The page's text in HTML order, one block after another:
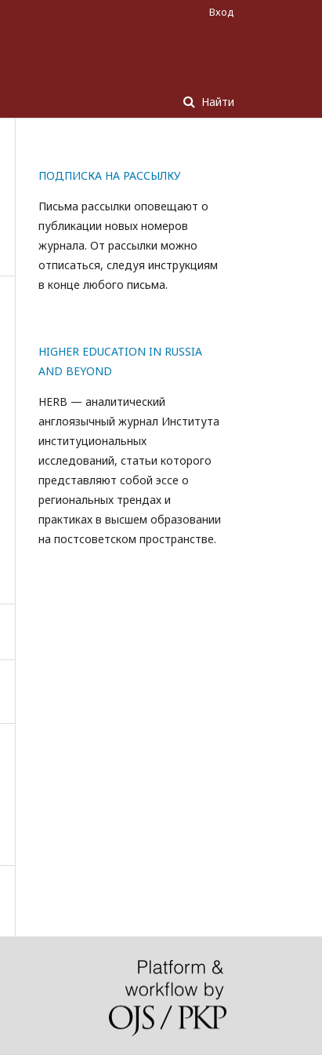
Найти
Вход
ПОДПИСКА НА РАССЫЛКУ
Письма рассылки оповещают о
публикации новых номеров
журнала. От рассылки можно
отписаться, следуя инструкциям
в конце любого письма.
HIGHER EDUCATION IN RUSSIA
AND BEYOND
HERB — аналитический
англоязычный журнал Института
институциональных
исследований, статьи которого
представляют собой эссе о
региональных трендах и
практиках в высшем образовании
на постсоветском пространстве.